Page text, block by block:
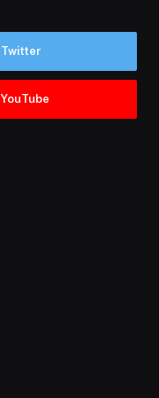
Twitter
YouTube